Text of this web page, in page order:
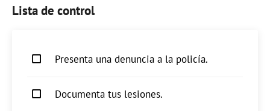
Lista de control
Presenta una denuncia a la policía.
Documenta tus lesiones.